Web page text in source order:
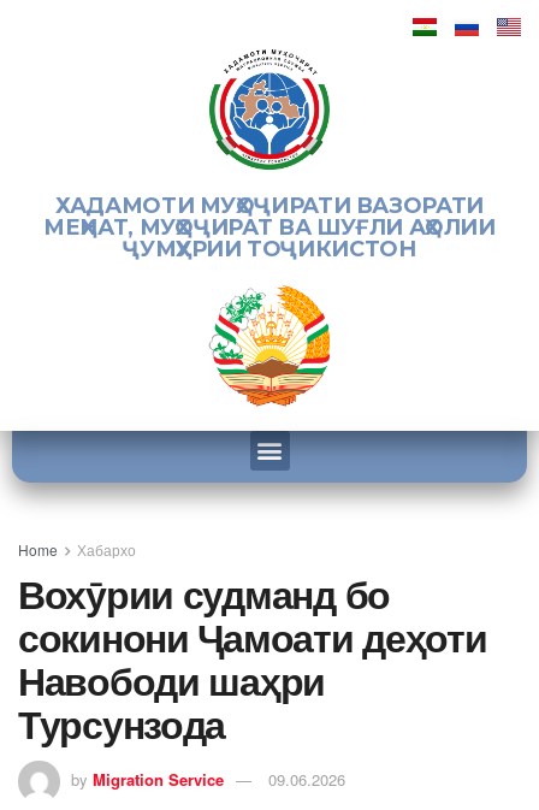
ХАДАМОТИ МУҲОҶИРАТИ ВАЗОРАТИ
МЕҲНАТ, МУҲОҶИРАТ ВА ШУҒЛИ АҲОЛИИ
ҶУМҲУРИИ ТОҶИКИСТОН
Home Хабархо
Вохӯрии судманд бо
сокинони Ҷамоати деҳоти
Навободи шаҳри
Турсунзода
by Migration Service 09.06.2026